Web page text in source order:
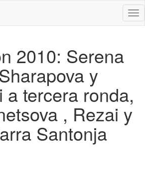
2010: Serena
y
a tercera ronda,
, Rezai y
Santonja